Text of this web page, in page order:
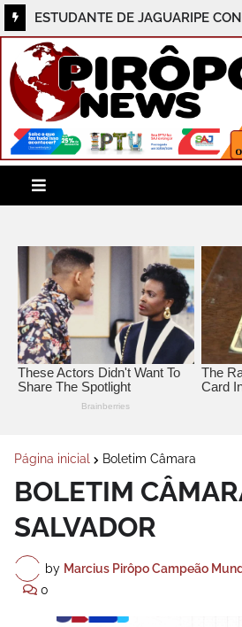
Barreiras e região se preparam
Mutirão de Saúde e Cidadania
Página inicial Boletim Câmara
BOLETIM
SALVADOR
by Marcius Pirôpo Campeão
0